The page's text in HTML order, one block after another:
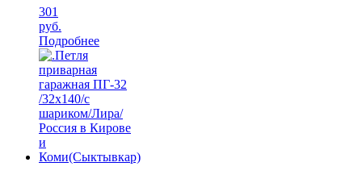
301
руб.
Подробнее